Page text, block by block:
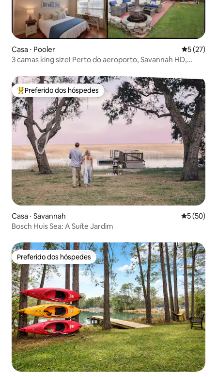
Casa ⋅ Pooler 5 de uma
5 (27)
3 camas king size! Perto do aeroporto, Savannah HD,
Entre os melhores preferidos dos hóspedes
Preferido dos hóspedes
Casa ⋅ Savannah 5 de uma
5 (50)
Bosch Huis Sea: A Suíte Jardim
Preferido dos hóspedes
Preferido dos hóspedes